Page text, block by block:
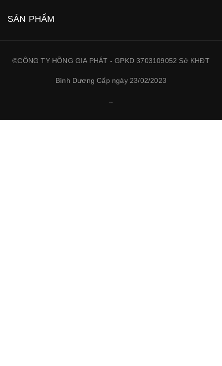
SẢN PHẨM
©CÔNG TY HỒNG GIA PHÁT - GPKD 3703109052 Sở KHĐT
Bình Dương Cấp ngày 23/02/2023
..